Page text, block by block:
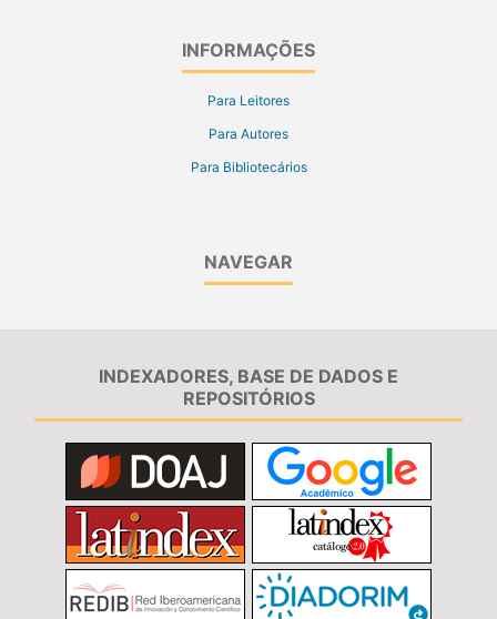
INFORMAÇÕES
Para Leitores
Para Autores
Para Bibliotecários
NAVEGAR
INDEXADORES, BASE DE DADOS E
REPOSITÓRIOS